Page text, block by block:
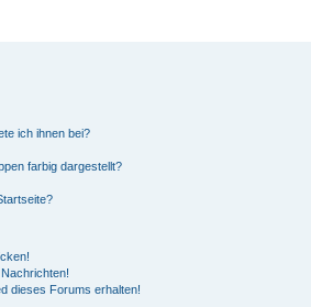
ich ihnen bei?
farbig dargestellt?
dieses Forums erhalten!